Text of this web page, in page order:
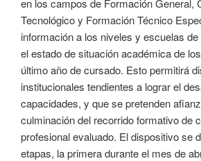
Tecnológico y Formación Técnico
información a los niveles y escuelas
el estado de situación académica de
último año de cursado. Esto permitirá
institucionales tendientes a lograr el
capacidades, y que se pretenden
culminación del recorrido formativo de
profesional evaluado. El dispositivo se
etapas, la primera durante el mes de